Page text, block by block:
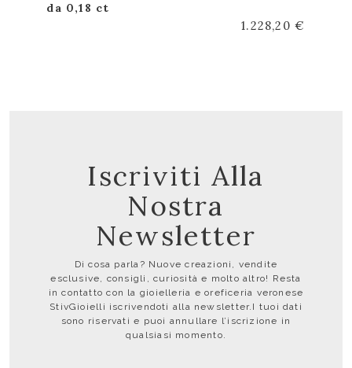
da 0,18 ct
1.228,20 €
Iscriviti Alla
Nostra
Newsletter
Di cosa parla? Nuove creazioni, vendite
esclusive, consigli, curiosità e molto altro! Resta
in contatto con la gioielleria e oreficeria veronese
StivGioielli iscrivendoti alla newsletter.I tuoi dati
sono riservati e puoi annullare l’iscrizione in
qualsiasi momento.